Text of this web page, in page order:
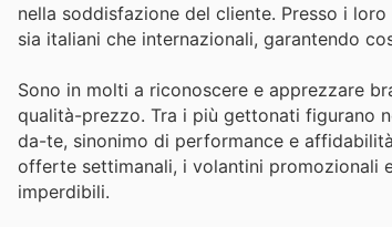
nella soddisfazione del cliente. Presso i
sia italiani che internazionali, garantendo
Sono in molti a riconoscere e apprezzare
qualità-prezzo. Tra i più gettonati figurano
da-te, sinonimo di performance e
offerte settimanali, i volantini promozionali
imperdibili.